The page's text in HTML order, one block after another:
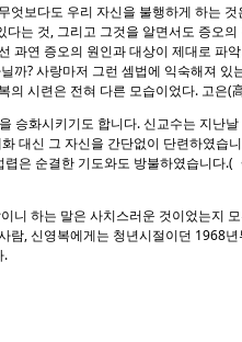
보다도 우리 자신을 불행하게 하는
는 것, 그리고 그것을 알면서도 증오
과연 증오의 원인과 대상이 제대로 파
까? 사랑마저 그런 셈법에 익숙해져 있
의 시련은 전혀 다른 모습이었다. 고은(
승화시키기도 합니다. 신교수는 지난
대신 그 자신을 간단없이 단련하였습
은 순결한 기도와도 방불하였습니다.(
니 하는 말은 사치스러운 것이었는지
람, 신영복에게는 청년시절이던 1968
.